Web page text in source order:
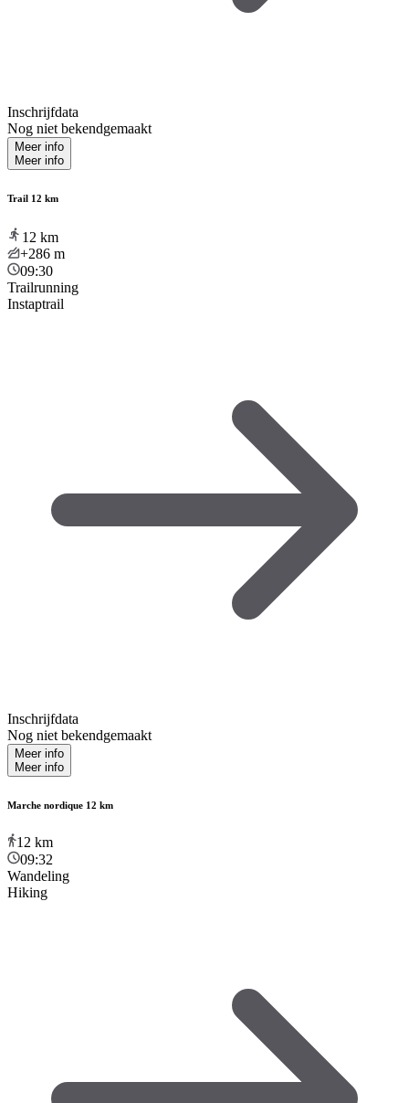
Inschrijfdata
Nog niet bekendgemaakt
Meer info
Meer info
Trail 12 km
12 km
+286 m
09:30
Trailrunning
Instaptrail
Inschrijfdata
Nog niet bekendgemaakt
Meer info
Meer info
Marche nordique 12 km
12 km
09:32
Wandeling
Hiking